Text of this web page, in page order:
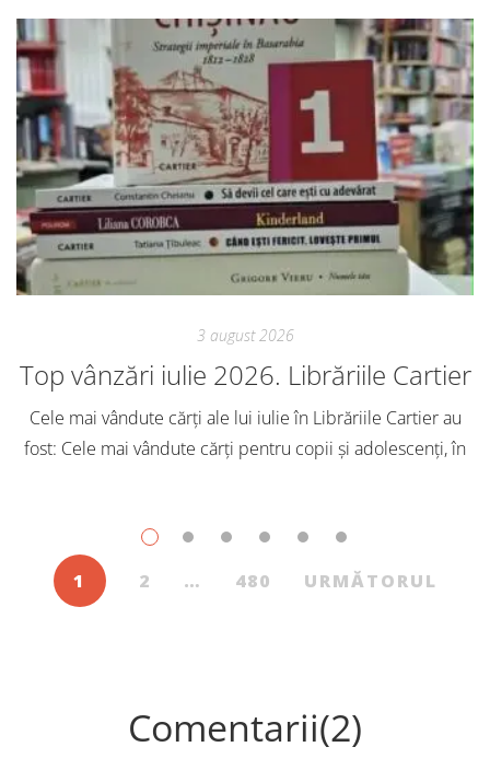
3 august 2026
Top vânzări iulie 2026. Librăriile Cartier
Cele mai vândute cărți ale lui iulie în Librăriile Cartier au
fost: Cele mai vândute cărți pentru copii și adolescenți, în
1 2 … 480 URMĂTORUL
Comentarii(2)